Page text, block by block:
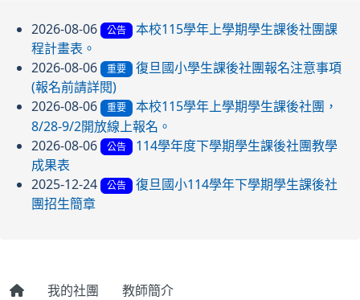
2026-08-06 公告
本校115學年上學期學生課後社團課
程計畫表。
2026-08-06
重要
復旦國小學生課後社團報名注意事項
(報名前請詳閱)
2026-08-06
重要
本校115學年上學期學生課後社團，
8/28-9/2開放線上報名。
2026-08-06
公告
114學年度下學期學生課後社團教學
成果表
2025-12-24
公告
復旦國小114學年下學期學生課後社
團招生簡章
我的社團 教師簡介